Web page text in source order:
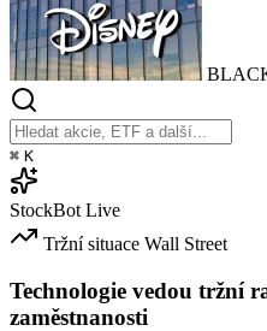
⌘ K
StockBot Live
Tržní situace Wall Street
Technologie vedou tržní
zaměstnanosti